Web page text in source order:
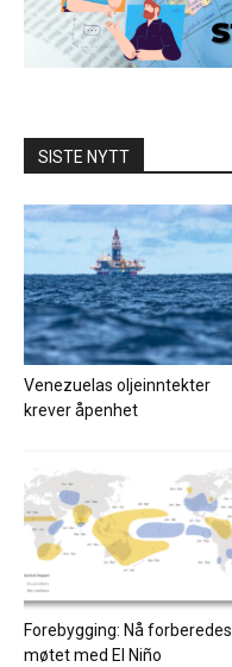
SISTE NYTT
Venezuelas oljeinntekter
krever åpenhet
Forebygging: Nå forberedes
møtet med El Niño